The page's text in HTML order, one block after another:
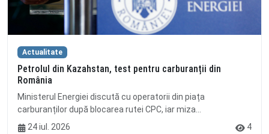
Actualitate
Petrolul din Kazahstan, test pentru carburanții din
România
Ministerul Energiei discută cu operatorii din piața
carburanților după blocarea rutei CPC, iar miza...
24 iul. 2026
4